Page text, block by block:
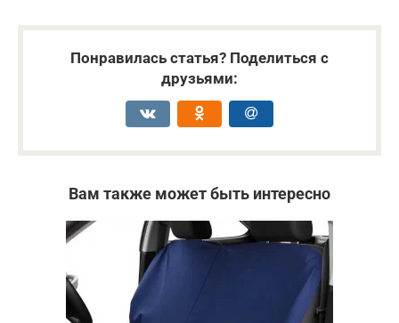
Понравилась статья? Поделиться с
друзьями:
Вам также может быть интересно